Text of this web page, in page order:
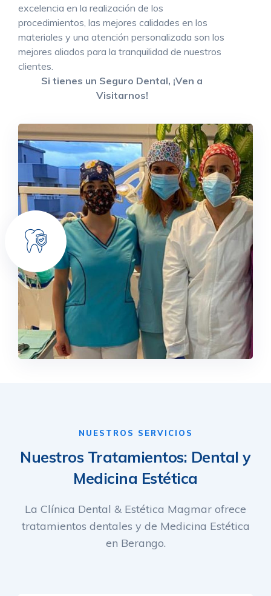
excelencia en la realización de los
procedimientos, las mejores calidades en los
materiales y una atención personalizada son los
mejores aliados para la tranquilidad de nuestros
clientes.
Si tienes un Seguro Dental, ¡Ven a
Visitarnos!
NUESTROS SERVICIOS
Nuestros Tratamientos: Dental y
Medicina Estética
La Clínica Dental & Estética Magmar ofrece
tratamientos dentales y de Medicina Estética
en Berango.